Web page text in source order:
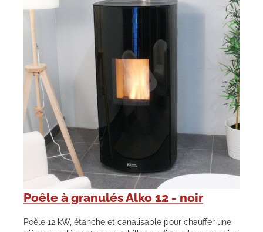
Poêle à granulés Alko 12 - noir
Poêle 12 kW, étanche et canalisable pour chauffer une